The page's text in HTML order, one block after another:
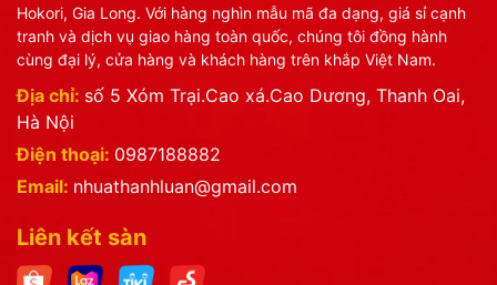
Hokori, Gia Long. Với hàng nghìn mẫu mã đa dạng, giá sỉ cạnh
tranh và dịch vụ giao hàng toàn quốc, chúng tôi đồng hành
cùng đại lý, cửa hàng và khách hàng trên khắp Việt Nam.
Địa chỉ: số 5 Xóm Trại.Cao xá.Cao Dương, Thanh Oai,
Hà Nội
Điện thoại: 0987188882
Email: nhuathanhluan@gmail.com
Liên kết sàn